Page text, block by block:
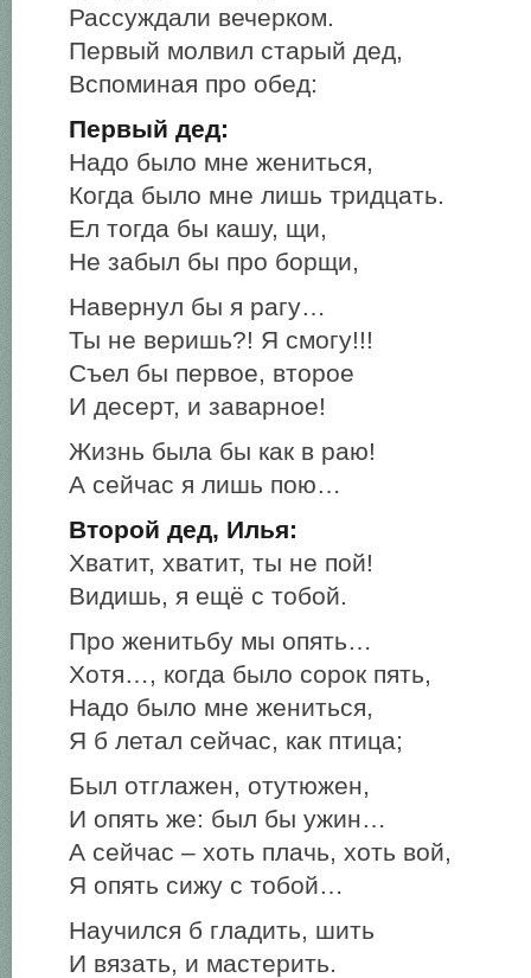
Рассуждали вечерком.
Первый молвил старый дед,
Вспоминая про обед:
Первый дед:
Надо было мне жениться,
Когда было мне лишь тридцать.
Ел тогда бы кашу, щи,
Не забыл бы про борщи,
Навернул бы я рагу…
Ты не веришь?! Я смогу!!!
Съел бы первое, второе
И десерт, и заварное!
Жизнь была бы как в раю!
А сейчас я лишь пою…
Второй дед, Илья:
Хватит, хватит, ты не пой!
Видишь, я ещё с тобой.
Про женитьбу мы опять…
Хотя…, когда было сорок пять,
Надо было мне жениться,
Я б летал сейчас, как птица;
Был отглажен, отутюжен,
И опять же: был бы ужин…
А сейчас – хоть плачь, хоть вой,
Я опять сижу с тобой…
Научился б гладить, шить
И вязать, и мастерить.